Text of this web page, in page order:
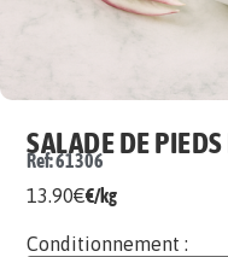
SALADE DE
Ref: 61306
13.90€€/kg
Conditionnement :